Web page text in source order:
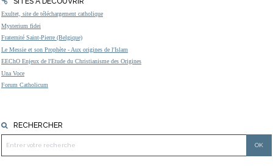
Exultet, site de téléchargement catholique
Mysterium fidei
Fraternité Saint-Pierre (Belgique)
Le Messie et son Prophète - Aux origines de l'Islam
EEChO Enjeux de l'Etude du Christianisme des Origines
Una Voce
Forum Catholicum
RECHERCHER